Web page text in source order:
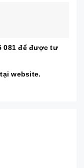
081 để được tư
website.